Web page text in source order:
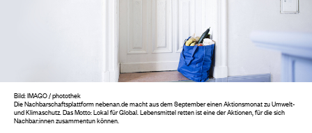
Bild: IMAGO / photothek
Die Nachbarschaftsplattform nebenan.de macht aus dem September einen Aktionsmonat zu Umwelt-
und Klimaschutz. Das Motto: Lokal für Global. Lebensmittel retten ist eine der Aktionen, für die sich
Nachbar:innen zusammentun können.